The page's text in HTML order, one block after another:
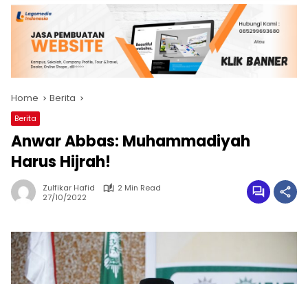
Home Berita
Berita
Anwar Abbas: Muhammadiyah
Harus Hijrah!
Zulfikar Hafid
2 Min Read
27/10/2022